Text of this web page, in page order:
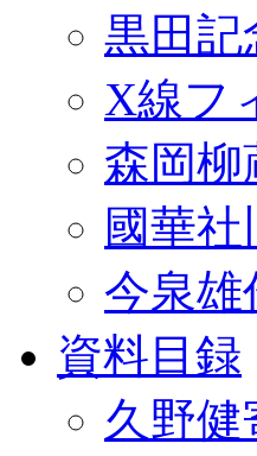
黒田記
X線フ
森岡柳
國華
今泉雄
資料目録
久野健